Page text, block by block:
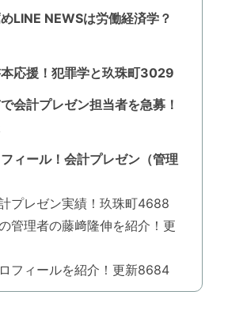
LINE NEWSは労働経済学？
応援！犯罪学と玖珠町3029
会計プレゼン担当者を急募！
ィール！会計プレゼン（管理
プレゼン実績！玖珠町4688
管理者の藤﨑隆伸を紹介！更
フィールを紹介！更新8684